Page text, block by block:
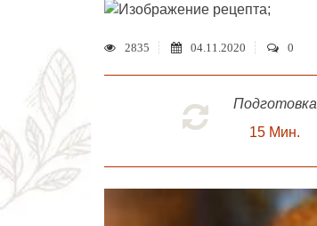
;
2835 04.11.2020 0
Подготовка
15 Мин.